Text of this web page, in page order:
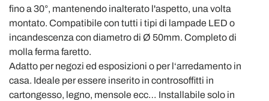
fino a 30°, mantenendo inalterato l'aspetto, una volta
montato. Compatibile con tutti i tipi di lampade LED o
incandescenza con diametro di Ø 50mm. Completo di
molla ferma faretto.
Adatto per negozi ed esposizioni o per l‘arredamento in
casa. Ideale per essere inserito in controsoffitti in
cartongesso, legno, mensole ecc… Installabile solo in